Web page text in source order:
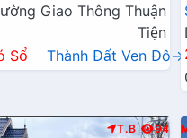
Giao Thông Thuận
Tiện
Sổ Thành Đất Ven Đô→
T.B 94